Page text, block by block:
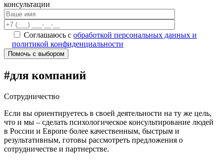
консультации
Соглашаюсь с обработкой персональных данных и
политикой конфиденциальности
Помочь с выбором
#для компаний
Сотрудничество
Если вы ориентируетесь в своей деятельности на ту же цель,
что и мы – сделать психологическое консультирование людей
в России и Европе более качественным, быстрым и
результативным, готовы рассмотреть предложения о
сотрудничестве и партнерстве.